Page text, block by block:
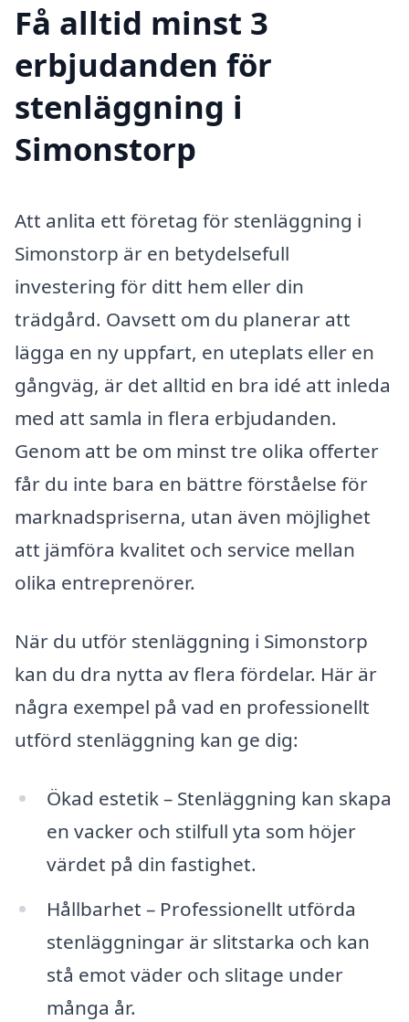
Få alltid minst 3
erbjudanden för
stenläggning i
Simonstorp
Att anlita ett företag för stenläggning i
Simonstorp är en betydelsefull
investering för ditt hem eller din
trädgård. Oavsett om du planerar att
lägga en ny uppfart, en uteplats eller en
gångväg, är det alltid en bra idé att inleda
med att samla in flera erbjudanden.
Genom att be om minst tre olika offerter
får du inte bara en bättre förståelse för
marknadspriserna, utan även möjlighet
att jämföra kvalitet och service mellan
olika entreprenörer.
När du utför stenläggning i Simonstorp
kan du dra nytta av flera fördelar. Här är
några exempel på vad en professionellt
utförd stenläggning kan ge dig:
Ökad estetik – Stenläggning kan skapa
en vacker och stilfull yta som höjer
värdet på din fastighet.
Hållbarhet – Professionellt utförda
stenläggningar är slitstarka och kan
stå emot väder och slitage under
många år.